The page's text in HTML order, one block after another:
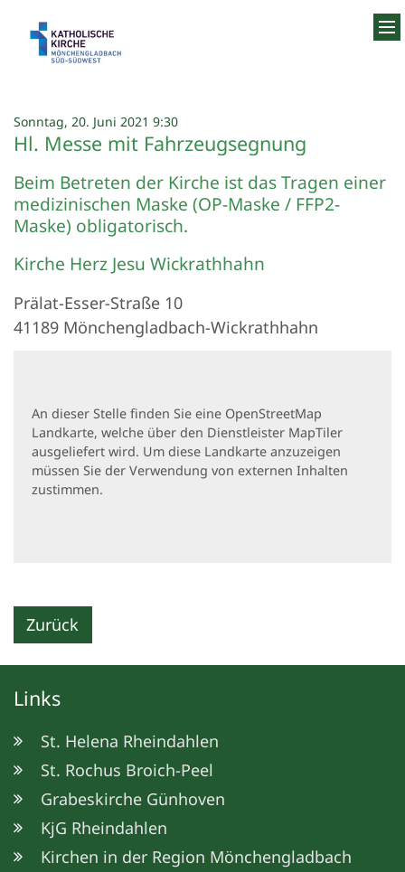
Sonntag, 20. Juni 2021 9:30:
Hl. Messe mit Fahrzeugsegnung
Beim Betreten der Kirche ist das Tragen einer
medizinischen Maske (OP-Maske / FFP2-
Maske) obligatorisch.
Kirche Herz Jesu Wickrathhahn
Prälat-Esser-Straße 10
41189 Mönchengladbach-Wickrathhahn
An dieser Stelle finden Sie eine OpenStreetMap
Landkarte, welche über den Dienstleister MapTiler
ausgeliefert wird. Um diese Landkarte anzuzeigen
müssen Sie der Verwendung von externen Inhalten
zustimmen.
Zurück
Links
St. Helena Rheindahlen
St. Rochus Broich-Peel
Grabeskirche Günhoven
KjG Rheindahlen
Kirchen in der Region Mönchengladbach